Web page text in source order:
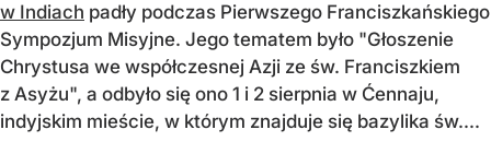
w Indiach padły podczas Pierwszego Franciszkańskiego
Sympozjum Misyjne. Jego tematem było "Głoszenie
Chrystusa we współczesnej Azji ze św. Franciszkiem
z Asyżu", a odbyło się ono 1 i 2 sierpnia w Ćennaju,
indyjskim mieście, w którym znajduje się bazylika św....